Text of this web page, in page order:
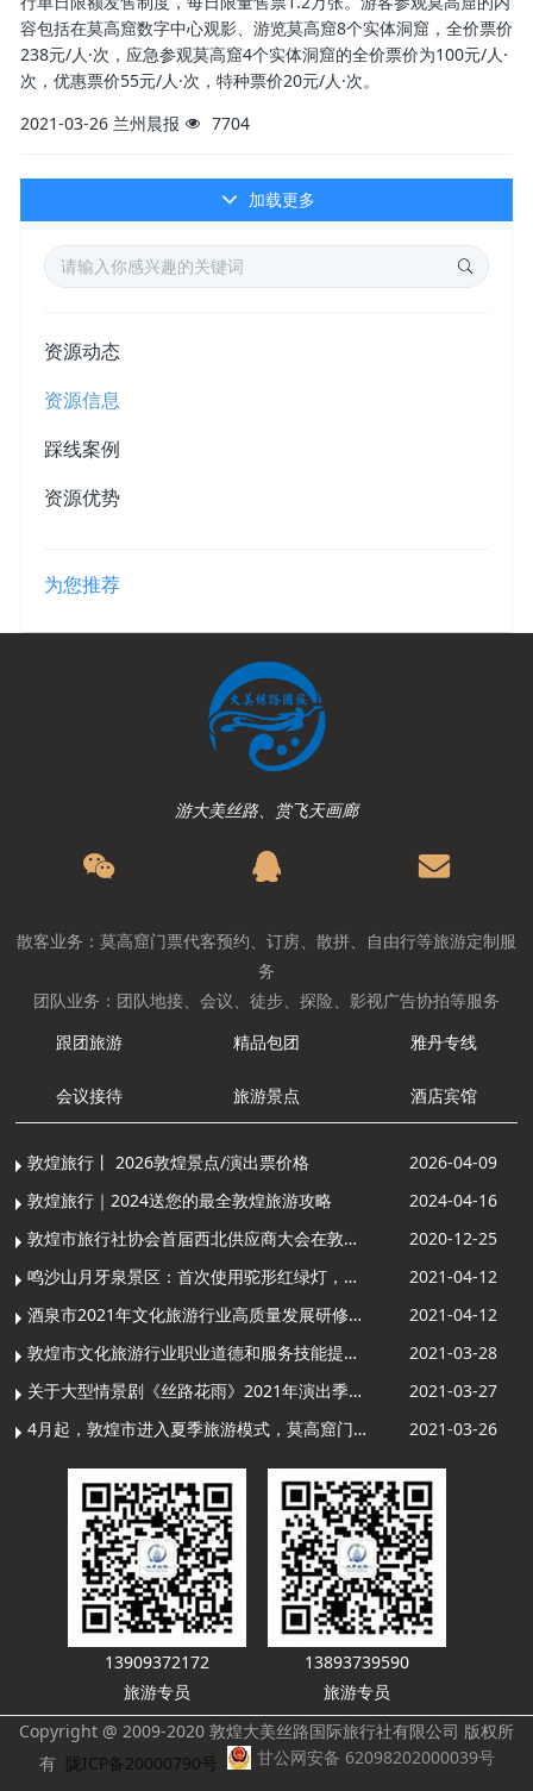
容包括在莫高窟数字中心观影、游览莫高窟8个实体洞窟，全价票价
238元/人·次，应急参观莫高窟4个实体洞窟的全价票价为100元/人·
次，优惠票价55元/人·次，特种票价20元/人·次。
2021-03-26 兰州晨报 7704
加载更多
资源动态
资源信息
踩线案例
资源优势
为您推荐
游大美丝路、赏飞天画廊
散客业务：莫高窟门票代客预约、订房、散拼、自由行等旅游定制服
务
团队业务：团队地接、会议、徒步、探险、影视广告协拍等服务
跟团旅游
精品包团 雅丹专线
会议接待 旅游景点 酒店宾馆
敦煌旅行丨 2026敦煌景点/演出票价格
2026-04-09
敦煌旅行｜2024送您的最全敦煌旅游攻略
2024-04-16
敦煌市旅行社协会首届西北供应商大会在敦煌召开
2020-12-25
鸣沙山月牙泉景区：首次使用驼形红绿灯，骆驼“看驼灯绿了”走起来
2021-04-12
酒泉市2021年文化旅游行业高质量发展研修提升培训班敦煌分训点开班
2021-04-12
敦煌市文化旅游行业职业道德和服务技能提升导游专项培训成功举办
2021-03-28
关于大型情景剧《丝路花雨》2021年演出季开演的通知
2021-03-27
4月起，敦煌市进入夏季旅游模式，莫高窟门票价格调整
2021-03-26
13909372172
旅游专员
13893739590
旅游专员
Copyright @ 2009-2020 敦煌大美丝路国际旅行社有限公司 版权所
有 陇ICP备20000790号 甘公网安备 62098202000039号